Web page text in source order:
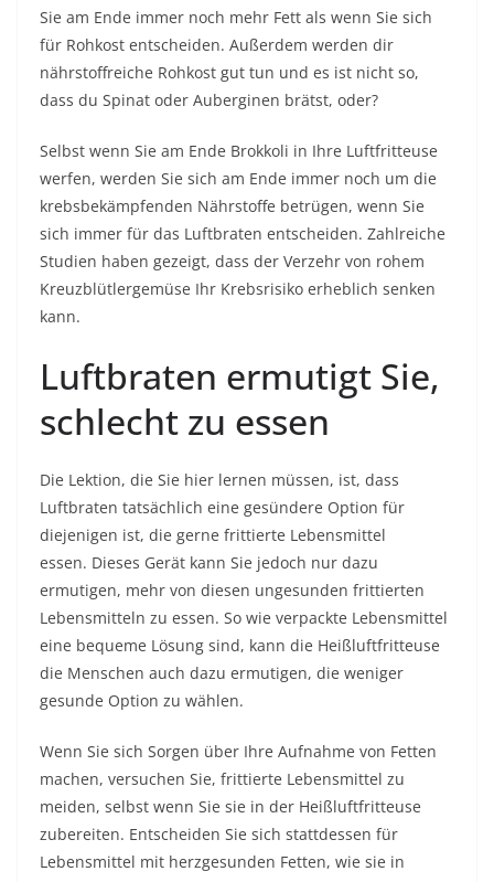
Sie am Ende immer noch mehr Fett als wenn Sie sich
für Rohkost entscheiden. Außerdem werden dir
nährstoffreiche Rohkost gut tun und es ist nicht so,
dass du Spinat oder Auberginen brätst, oder?
Selbst wenn Sie am Ende Brokkoli in Ihre Luftfritteuse
werfen, werden Sie sich am Ende immer noch um die
krebsbekämpfenden Nährstoffe betrügen, wenn Sie
sich immer für das Luftbraten entscheiden. Zahlreiche
Studien haben gezeigt, dass der Verzehr von rohem
Kreuzblütlergemüse Ihr Krebsrisiko erheblich senken
kann.
Luftbraten ermutigt Sie,
schlecht zu essen
Die Lektion, die Sie hier lernen müssen, ist, dass
Luftbraten tatsächlich eine gesündere Option für
diejenigen ist, die gerne frittierte Lebensmittel
essen. Dieses Gerät kann Sie jedoch nur dazu
ermutigen, mehr von diesen ungesunden frittierten
Lebensmitteln zu essen. So wie verpackte Lebensmittel
eine bequeme Lösung sind, kann die Heißluftfritteuse
die Menschen auch dazu ermutigen, die weniger
gesunde Option zu wählen.
Wenn Sie sich Sorgen über Ihre Aufnahme von Fetten
machen, versuchen Sie, frittierte Lebensmittel zu
meiden, selbst wenn Sie sie in der Heißluftfritteuse
zubereiten. Entscheiden Sie sich stattdessen für
Lebensmittel mit herzgesunden Fetten, wie sie in